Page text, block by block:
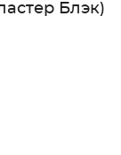
Блэк)